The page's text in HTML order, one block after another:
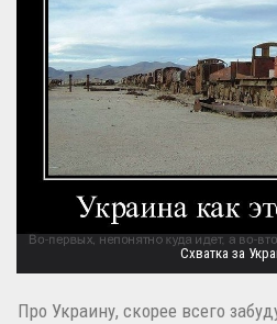
Схватка за
Про Украину, скорее всего